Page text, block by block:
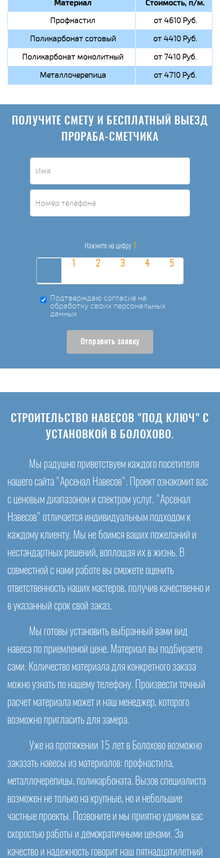
Материал Стоимость, п/м.
Профнастил
от 4610 Руб.
Поликарбонат сотовый
от 4410 Руб.
Поликарбонат монолитный
от 7410 Руб.
Металлочерепица
от 4710 Руб.
ПОЛУЧИТЕ СМЕТУ И БЕСПЛАТНЫЙ ВЫЕЗД
ПРОРАБА-СМЕТЧИКА
Нажмите на цифру 1
Подтверждаю согласие на
обработку своих персональных
данных
Отправить заявку
СТРОИТЕЛЬСТВО НАВЕСОВ "ПОД КЛЮЧ" С
УСТАНОВКОЙ В БОЛОХОВО.
Мы радушно приветствуем каждого посетителя
нашего сайта "Арсенал Навесов". Проект ознакомит вас
с ценовым диапазоном и спектром услуг. "Арсенал
Навесов" отличается индивидуальным подходом к
каждому клиенту. Мы не боимся ваших пожеланий и
нестандартных решений, воплощая их в жизнь. В
совместной с нами работе вы сможете оценить
ответственность наших мастеров, получив качественно и
в указанный срок свой заказ.
Мы готовы установить выбранный вами вид
навеса по приемлемой цене. Материал вы подбираете
сами. Количество материала для конкретного заказа
можно узнать по нашему телефону. Произвести точный
расчет материала может и наш менеджер, которого
возможно пригласить для замера.
Уже на протяжении 15 лет в Болохово возможно
заказать навесы из материалов: профнастила,
металлочерепицы, поликарбоната. Вызов специалиста
возможен не только на крупные, но и небольшие
частные проекты. Позвоните и мы приятно удивим вас
скоростью работы и демократичными ценами. За
качество и надежность говорит наш пятнадцатилетний